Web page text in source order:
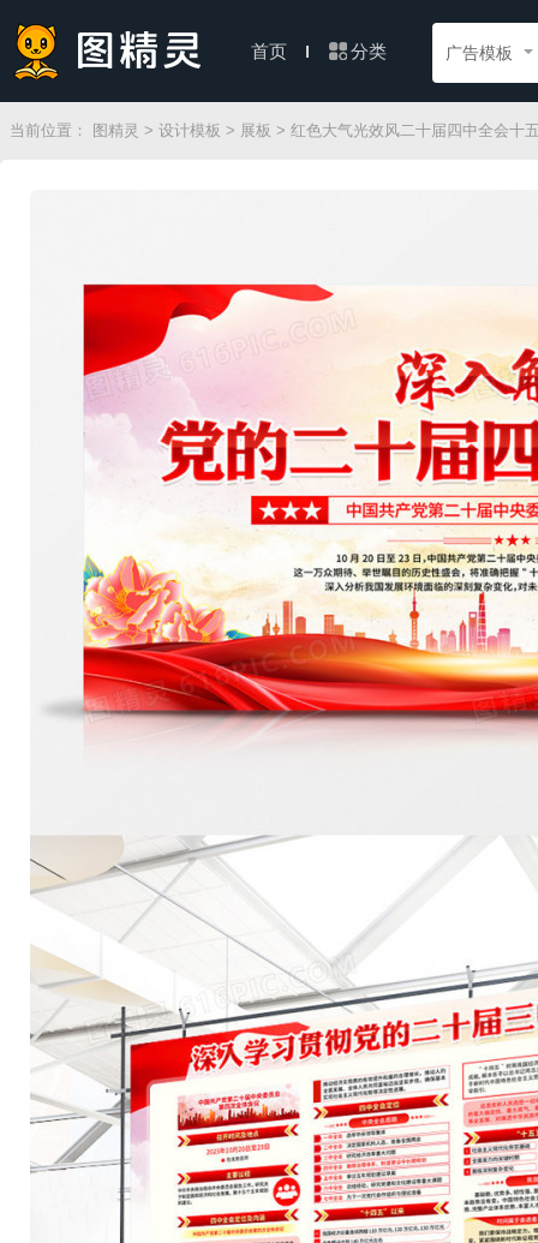
首页 分类 广告模板
当前位置： 图精灵 > 设计模板 > 展板 > 红色大气光效风二十届四中全会十